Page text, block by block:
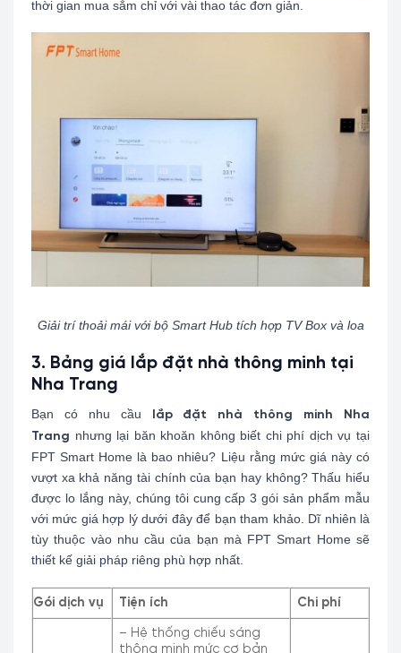
thời gian mua sắm chỉ với vài thao tác đơn giản.
Giải trí thoải mái với bộ Smart Hub tích hợp TV Box và loa
3. Bảng giá lắp đặt nhà thông minh tại
Nha Trang
Bạn có nhu cầu
lắp đặt nhà thông minh Nha
Trang nhưng lại băn khoăn không biết chi phí dịch vụ tại
FPT Smart Home là bao nhiêu? Liệu rằng mức giá này có
vượt xa khả năng tài chính của bạn hay không? Thấu hiểu
được lo lắng này, chúng tôi cung cấp 3 gói sản phẩm mẫu
với mức giá hợp lý dưới đây để bạn tham khảo. Dĩ nhiên là
tùy thuộc vào nhu cầu của bạn mà FPT Smart Home sẽ
thiết kế giải pháp riêng phù hợp nhất.
Gói dịch vụ Tiện ích Chi phí
– Hệ thống chiếu sáng
thông minh mức cơ bản